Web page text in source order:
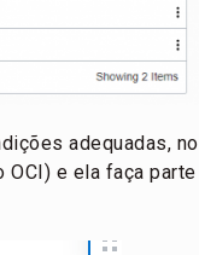
adequadas, no
OCI) e ela faça parte